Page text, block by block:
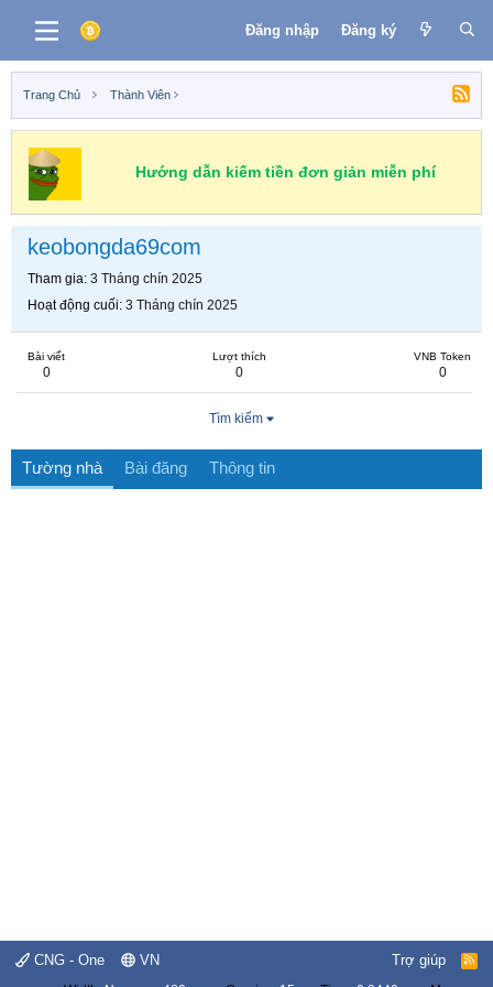
Đăng nhập Đăng ký
Trang Chủ Thành Viên
Hướng dẫn kiếm tiền đơn giản miễn phí
keobongda69com
Tham gia 3 Tháng chín 2025
Hoạt động cuối 3 Tháng chín 2025
Bài viết
0
Lượt thích
0
VNB Token
0
Tìm kiếm
Tường nhà Bài đăng Thông tin
CNG - One VN Trợ giúp
R